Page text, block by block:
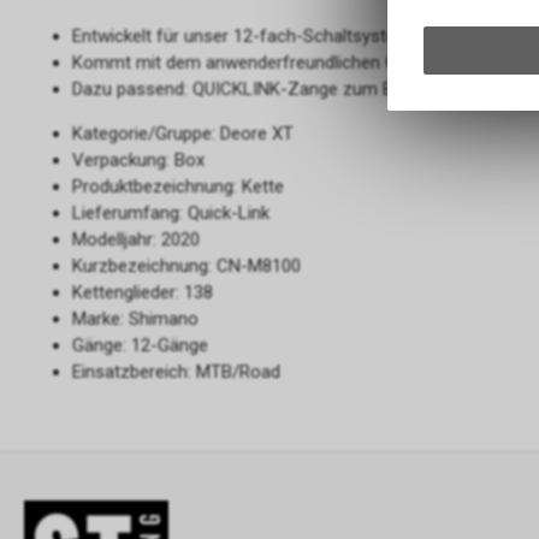
Entwickelt für unser 12-fach-Schaltsystem
Kommt mit dem anwenderfreundlichen QUICKLINK (SM-
Dazu passend: QUICKLINK-Zange zum Befestigen und
Kategorie/Gruppe: Deore XT
Verpackung: Box
Produktbezeichnung: Kette
Lieferumfang: Quick-Link
Modelljahr: 2020
Kurzbezeichnung: CN-M8100
Kettenglieder: 138
Marke: Shimano
Gänge: 12-Gänge
Einsatzbereich: MTB/Road